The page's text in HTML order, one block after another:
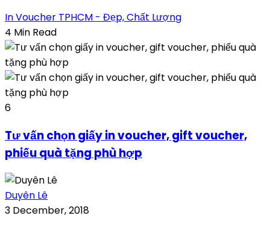
In Voucher TPHCM - Đẹp, Chất Lượng
4 Min Read
6
Tư vấn chọn giấy in voucher, gift voucher,
phiếu quà tặng phù hợp
Duyên Lê
3 December, 2018